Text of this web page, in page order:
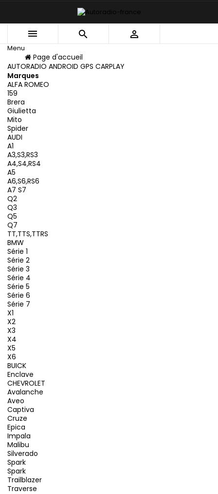
  
Menu
Page d'accueil
AUTORADIO ANDROID GPS CARPLAY
Marques
ALFA ROMEO
159
Brera
Giulietta
Mito
Spider
AUDI
A1
A3,S3,RS3
A4,S4,RS4
A5
A6,S6,RS6
A7 S7
Q2
Q3
Q5
Q7
TT,TTS,TTRS
BMW
Série 1
Série 2
Série 3
Série 4
Série 5
Série 6
Série 7
X1
X2
X3
X4
X5
X6
BUICK
Enclave
CHEVROLET
Avalanche
Aveo
Captiva
Cruze
Epica
Impala
Malibu
Silverado
Spark
Spark
Trailblazer
Traverse